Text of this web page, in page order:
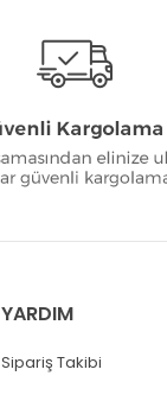
YARDIM
Sipariş Takibi